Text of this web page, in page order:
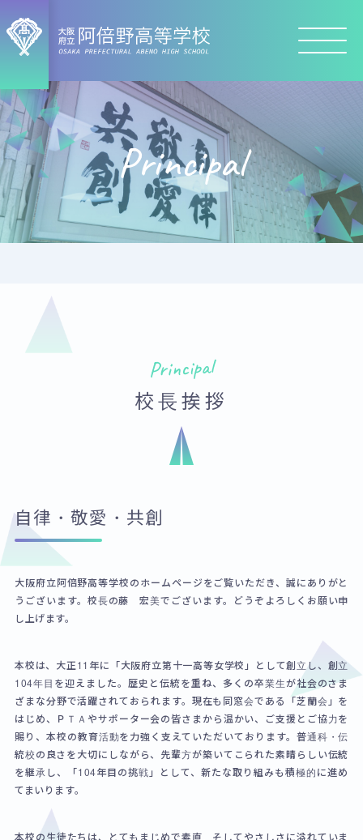
Principal
Principal
校長挨拶
自律・敬愛・共創
大阪府立阿倍野高等学校のホームページをご覧いただき、誠にありがと
うございます。校長の藤 宏美でございます。どうぞよろしくお願い申
し上げます。
本校は、大正11年に「大阪府立第十一高等女学校」として創立し、創立
104年目を迎えました。歴史と伝統を重ね、多くの卒業生が社会のさま
ざまな分野で活躍されておられます。現在も同窓会である「芝蘭会」を
はじめ、ＰＴＡやサポーター会の皆さまから温かい、ご支援とご協力を
賜り、本校の教育活動を力強く支えていただいております。普通科・伝
統校の良さを大切にしながら、先輩方が築いてこられた素晴らしい伝統
を継承し、「104年目の挑戦」として、新たな取り組みも積極的に進め
てまいります。
本校の生徒たちは、とてもまじめで素直、そしてやさしさに溢れていま